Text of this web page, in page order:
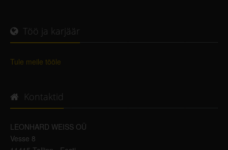
Töö ja karjäär
Tule meile tööle
Kontaktid
LEONHARD WEISS OÜ
Vesse 8